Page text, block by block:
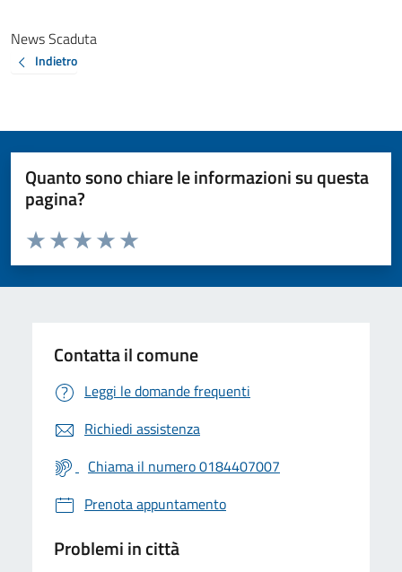
News Scaduta
Indietro
Quanto sono chiare le informazioni su questa
pagina?
Valuta da 1 a 5 stelle la pagina
Valuta 5 stelle su 5
Valuta 4 stelle su 5
Valuta 3 stelle su 5
Valuta 2 stelle su 5
Valuta 1 stelle su 5
Contatta il comune
Leggi le domande frequenti
Richiedi assistenza
Chiama il numero 0184407007
Prenota appuntamento
Problemi in città